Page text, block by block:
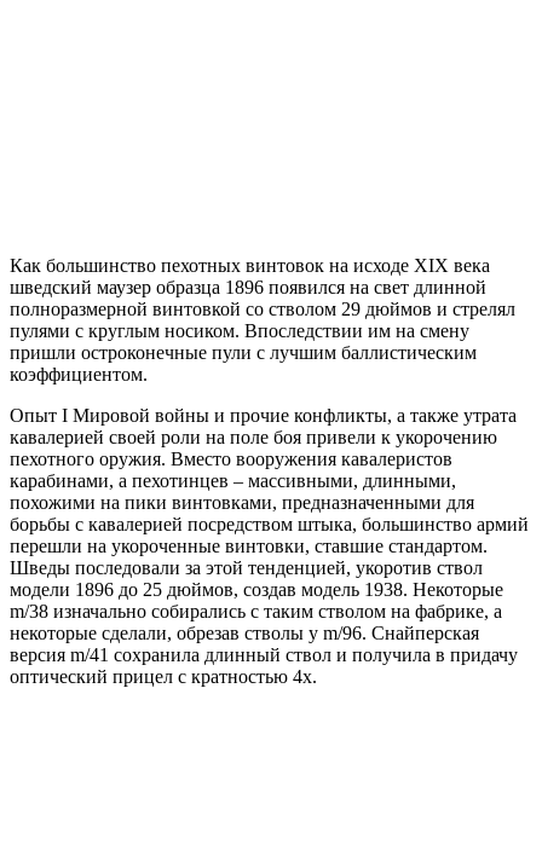
Как большинство пехотных винтовок на исходе XIX века
шведский маузер образца 1896 появился на свет длинной
полноразмерной винтовкой со стволом 29 дюймов и стрелял
пулями с круглым носиком. Впоследствии им на смену
пришли остроконечные пули с лучшим баллистическим
коэффициентом.
Опыт I Мировой войны и прочие конфликты, а также утрата
кавалерией своей роли на поле боя привели к укорочению
пехотного оружия. Вместо вооружения кавалеристов
карабинами, а пехотинцев – массивными, длинными,
похожими на пики винтовками, предназначенными для
борьбы с кавалерией посредством штыка, большинство армий
перешли на укороченные винтовки, ставшие стандартом.
Шведы последовали за этой тенденцией, укоротив ствол
модели 1896 до 25 дюймов, создав модель 1938. Некоторые
m/38 изначально собирались с таким стволом на фабрике, а
некоторые сделали, обрезав стволы у m/96. Снайперская
версия m/41 сохранила длинный ствол и получила в придачу
оптический прицел с кратностью 4х.